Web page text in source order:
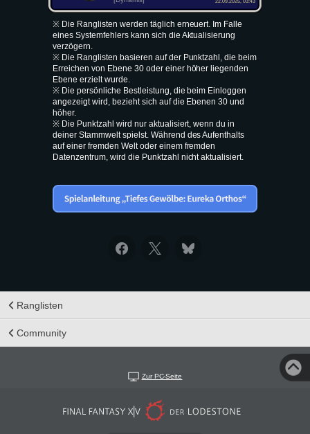
※ Die Ranglisten werden täglich erneuert. Im Falle
eines Systemfehlers kann sich die Aktualisierung
verzögern.
※ Die Ranglisten basieren auf der Punktzahl, die beim
Erreichen von Ebene 30 oder einer höher liegenden
Ebene erzielt wurde.
※ Die persönliche Bestleistung, die beim Einloggen
angezeigt wird, bezieht sich auf die Ebenen 30 und
höher.
※ Die Punktzahl wird nur aktualisiert, wenn du in
deiner Stammwelt spielst. Während des Aufenthalts
auf einer fremden Welt oder einem fremden
Datenzentrum, wird die Punktzahl nicht aktualisiert.
Ranglisten
Community
Zur PC-Seite